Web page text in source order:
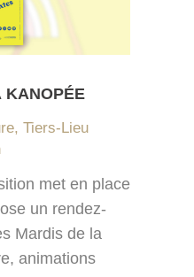
KANOPÉE
, Tiers-Lieu
met en place
un rendez-
Mardis de la
animations